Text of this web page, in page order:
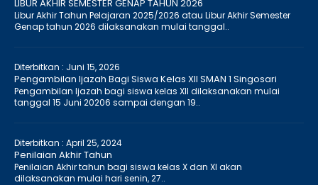
LIBUR AKHIR SEMESTER GENAP TAHUN 2026
Libur Akhir Tahun Pelajaran 2025/2026 atau Libur Akhir Semester
Genap tahun 2026 dilaksanakan mulai tanggal..
Diterbitkan : Juni 15, 2026
Pengambilan Ijazah Bagi Siswa Kelas XII SMAN 1 Singosari
Pengambilan Ijazah bagi siswa kelas XII dilaksanakan mulai
tanggal 15 Juni 20206 sampai dengan 19..
Diterbitkan : April 25, 2024
Penilaian Akhir Tahun
Penilaian Akhir tahun bagi siswa kelas X dan XI akan
dilaksanakan mulai hari senin, 27..